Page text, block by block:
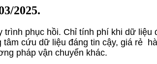
2025.
phục hồi. Chỉ tính phí khi dữ liệu
cứu dữ liệu đáng tin cậy, giá rẻ
pháp vận chuyển khác.